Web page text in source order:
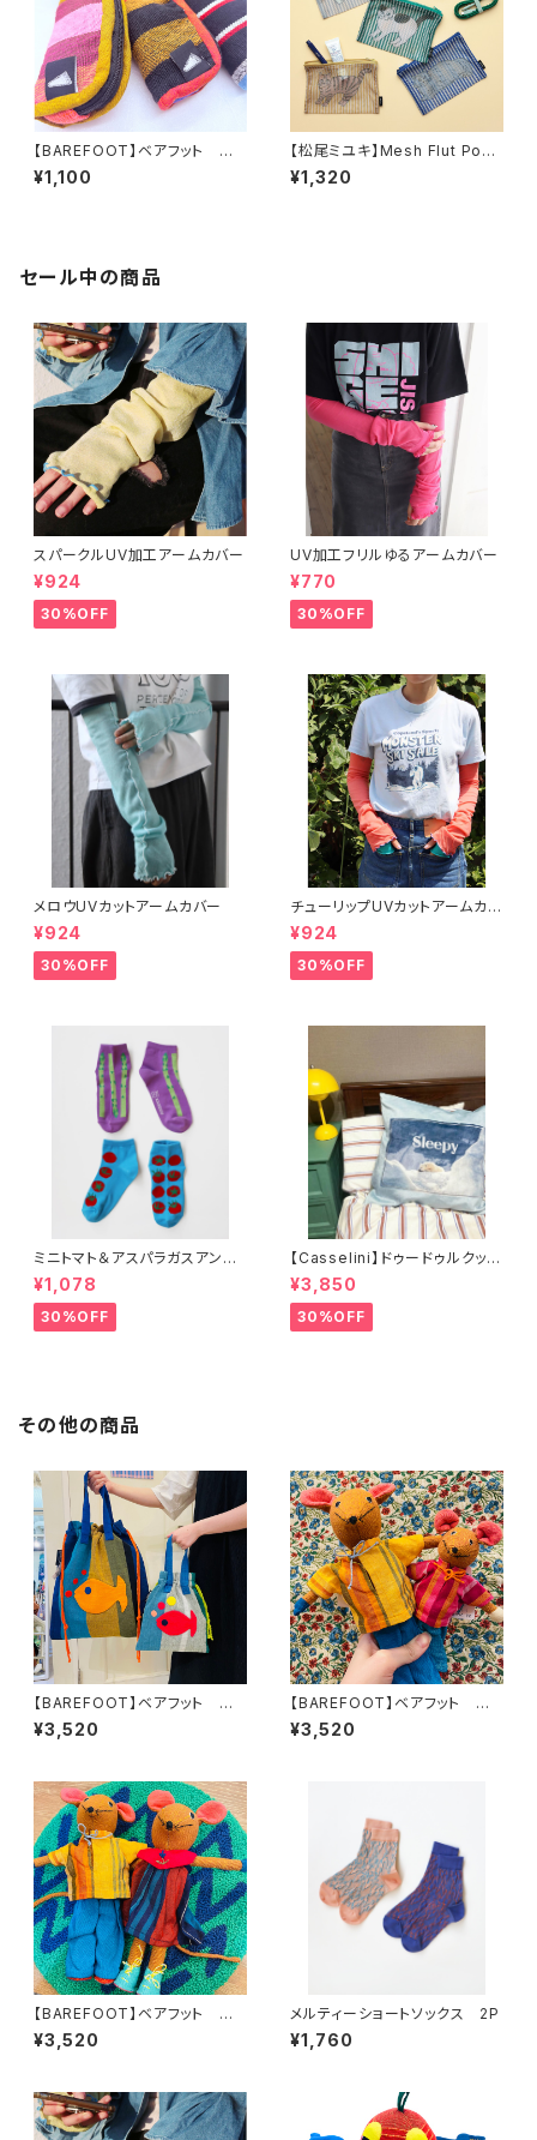
【BAREFOOT】ベアフット キ
ーホルダーポーチ
¥1,100
【松尾ミユキ】Mesh Flut Pouc
h メッシュフラットポーチ
¥1,320
セール中の商品
スパークルUV加工アームカバー
¥924
30%OFF
UV加工フリルゆるアームカバー
¥770
30%OFF
メロウUVカットアームカバー
¥924
30%OFF
チューリップUVカットアームカバ
ー
¥924
30%OFF
ミニトマト＆アスパラガスアンク
ルソックス 2P
¥1,078
30%OFF
【Casselini】ドゥードゥルクッシ
ョンカバー
¥3,850
30%OFF
その他の商品
【BAREFOOT】ベアフット お
魚トイバッグM
¥3,520
【BAREFOOT】ベアフット ぬ
いぐるみ ネズミ 男の子L
¥3,520
【BAREFOOT】ベアフット ぬ
いぐるみ ネズミ 女の子L
¥3,520
メルティーショートソックス 2P
¥1,760